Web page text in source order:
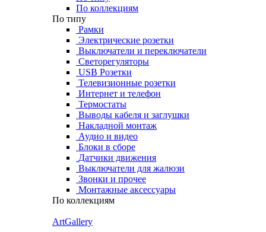
По коллекциям
По типу
Рамки
Электрические розетки
Выключатели и переключатели
Светорегуляторы
USB Розетки
Телевизионные розетки
Интернет и телефон
Термостаты
Выводы кабеля и заглушки
Накладной монтаж
Аудио и видео
Блоки в сборе
Датчики движения
Выключатели для жалюзи
Звонки и прочее
Монтажные аксессуары
По коллекциям
ArtGallery